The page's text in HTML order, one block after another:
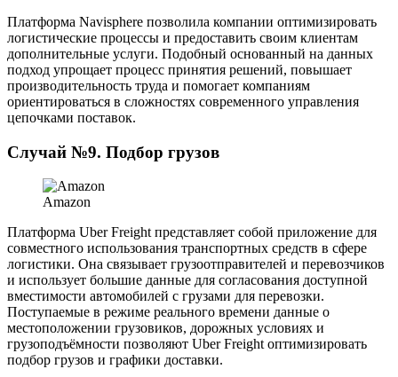
Платформа Navisphere позволила компании оптимизировать
логистические процессы и предоставить своим клиентам
дополнительные услуги. Подобный основанный на данных
подход упрощает процесс принятия решений, повышает
производительность труда и помогает компаниям
ориентироваться в сложностях современного управления
цепочками поставок.
Случай №9. Подбор грузов
Amazon
Платформа Uber Freight представляет собой приложение для
совместного использования транспортных средств в сфере
логистики. Она связывает грузоотправителей и перевозчиков
и использует большие данные для согласования доступной
вместимости автомобилей с грузами для перевозки.
Поступаемые в режиме реального времени данные о
местоположении грузовиков, дорожных условиях и
грузоподъёмности позволяют Uber Freight оптимизировать
подбор грузов и графики доставки.